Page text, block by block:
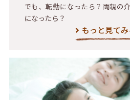
でも、転勤になったら？両親の
になったら？
もっと見てみ